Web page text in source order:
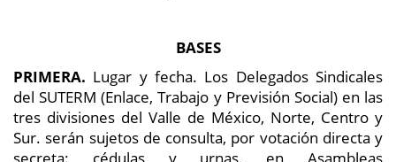
BASES
PRIMERA. Lugar y fecha. Los Delegados Sindicales
del SUTERM (Enlace, Trabajo y Previsión Social) en las
tres divisiones del Valle de México, Norte, Centro y
Sur. serán sujetos de consulta, por votación directa y
secreta: cédulas y urnas, en Asambleas